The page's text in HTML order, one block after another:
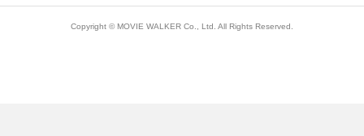
Copyright © MOVIE WALKER Co., Ltd. All Rights Reserved.